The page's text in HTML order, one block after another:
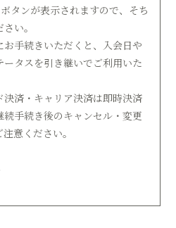
タンが表示されますので、そち
い。
手続きいただくと、入会日や
ータスを引き継いでご利用いた
済・キャリア決済は即時決済
続手続き後のキャンセル・変更
意ください。